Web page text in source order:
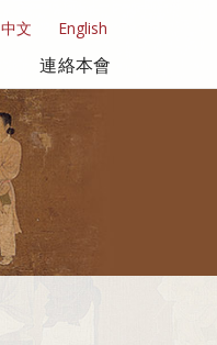
中文 English
連絡本會